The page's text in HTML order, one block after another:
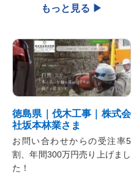
徳島県｜伐木工事｜株式会
社坂本林業さま
お問い合わせからの受注率5
割、年間300万円売り上げまし
た！